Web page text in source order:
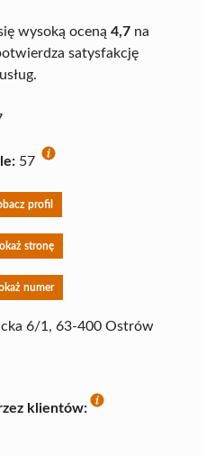
wysoką oceną 4,7 na
satysfakcję
57
profil
stronę
numer
6/1, 63-400 Ostrów
klientów: